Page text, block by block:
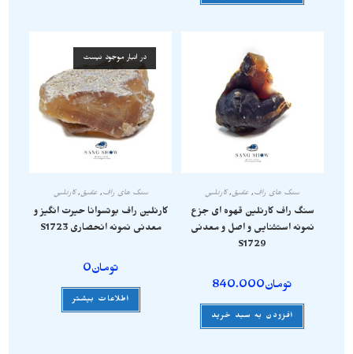
سنگ های راف, عقیق,کارنلین
سنگ راف کارنلین قهوه ای جزع
نمونه استثنایی و اصل و معدنی
S1729
تومان840.000
افزودن به سبد خرید
در انبار موجود نیست
سنگ های راف, عقیق,کارنلین
کارنلین راف بوتسوانا حیرت انگیز و
معدنی نمونه انحصاری S1723
تومان0
اطلاعات بیشتر